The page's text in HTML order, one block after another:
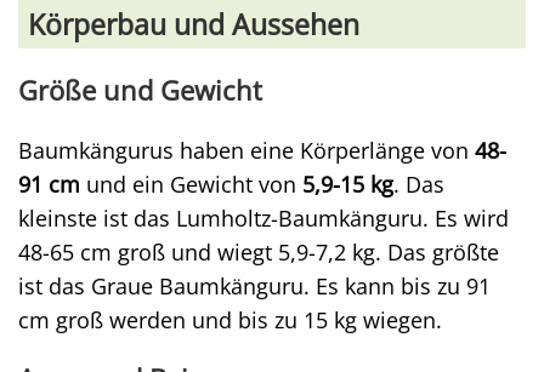
Körperbau und Aussehen
Größe und Gewicht
Baumkängurus haben eine Körperlänge von 48-
91 cm und ein Gewicht von 5,9-15 kg. Das
kleinste ist das Lumholtz-Baumkänguru. Es wird
48-65 cm groß und wiegt 5,9-7,2 kg. Das größte
ist das Graue Baumkänguru. Es kann bis zu 91
cm groß werden und bis zu 15 kg wiegen.